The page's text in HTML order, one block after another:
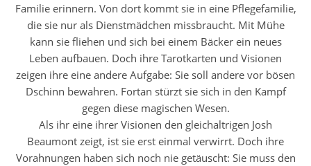
Familie erinnern. Von dort kommt sie in eine Pflegefamilie,
die sie nur als Dienstmädchen missbraucht. Mit Mühe
kann sie fliehen und sich bei einem Bäcker ein neues
Leben aufbauen. Doch ihre Tarotkarten und Visionen
zeigen ihre eine andere Aufgabe: Sie soll andere vor bösen
Dschinn bewahren. Fortan stürzt sie sich in den Kampf
gegen diese magischen Wesen.
Als ihr eine ihrer Visionen den gleichaltrigen Josh
Beaumont zeigt, ist sie erst einmal verwirrt. Doch ihre
Vorahnungen haben sich noch nie getäuscht: Sie muss den